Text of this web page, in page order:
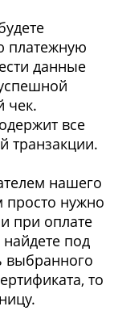
платежную
данные
чек.
все
транзакции.
нашего
просто нужно
при оплате
под
выбранного
то